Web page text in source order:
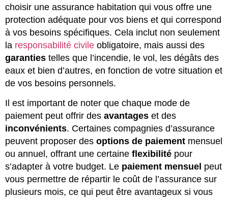
choisir une assurance habitation qui vous offre une
protection adéquate pour vos biens et qui correspond
à vos besoins spécifiques. Cela inclut non seulement
la responsabilité civile obligatoire, mais aussi des
garanties telles que l’incendie, le vol, les dégâts des
eaux et bien d’autres, en fonction de votre situation et
de vos besoins personnels.
Il est important de noter que chaque mode de
paiement peut offrir des avantages et des
inconvénients. Certaines compagnies d’assurance
peuvent proposer des options de paiement mensuel
ou annuel, offrant une certaine flexibilité pour
s’adapter à votre budget. Le paiement mensuel peut
vous permettre de répartir le coût de l’assurance sur
plusieurs mois, ce qui peut être avantageux si vous